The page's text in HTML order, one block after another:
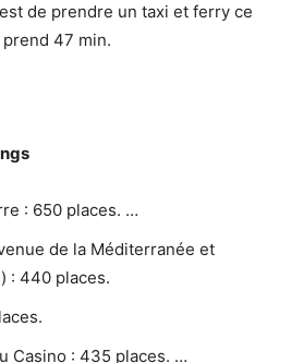
de prendre un taxi et ferry ce
47 min.
: 650 places. …
de la Méditerranée et
: 440 places.
Casino : 435 places. …